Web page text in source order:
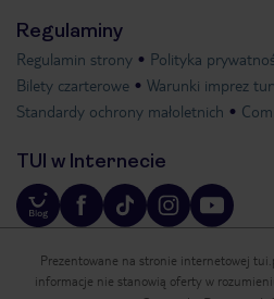
Regulaminy
Regulamin strony Polityka
Bilety czarterowe
Warunki imprez
Standardy ochrony małoletnich
TUI w Internecie
Prezentowane na stronie internetowej
informacje nie stanowią oferty w